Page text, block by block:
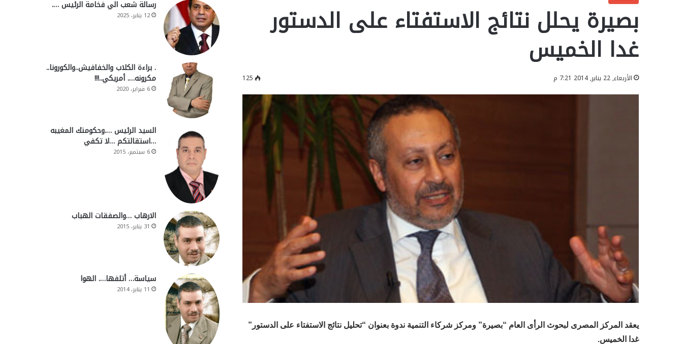
بصيرة يحلل نتائج الاستفتاء على الدستور
غدا الخميس
الأربعاء, 22 يناير, 2014 7:21 م 125
يعقد المركز المصرى لبحوث الرأى العام “بصيرة” ومركز شركاء التنمية ندوة بعنوان “تحليل نتائج الاستفتاء على الدستور”
غدا الخميس.
رسالة شعب الي فخامة الرئيس ….
12 يناير، 2025
. براءة الكلاب والخفافيش..والكورونا..
مكرونه…. أمريكي..!!!
6 فبراير، 2020
السيد الرئيس ….وحكومتك المغيبه
…استقالتكم …لا تكفي
6 سبتمبر، 2015
الارهاب …والصفقات الهباب
31 يناير، 2015
سياسة… أتلفها…. الهوا
11 يناير، 2014